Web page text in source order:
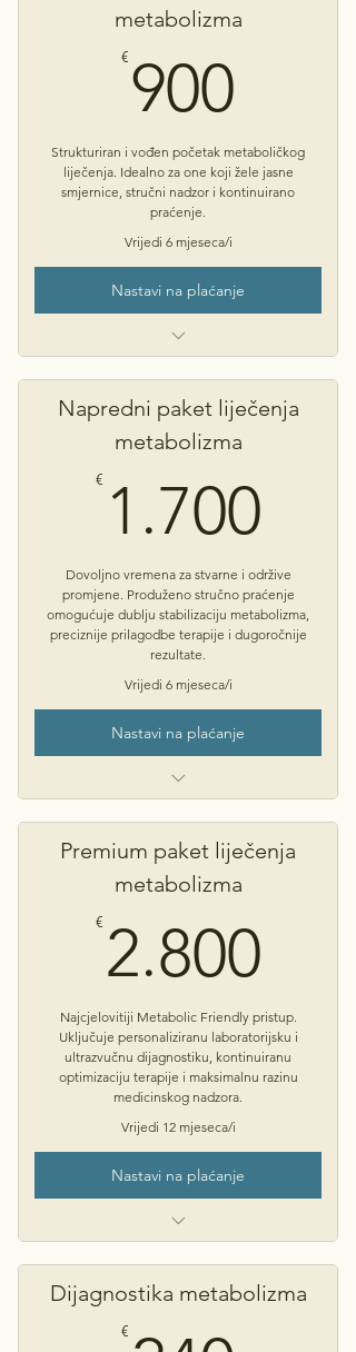
Stručno mišljenje i preporuke za
daljnje korake
Nakon kupnje na email ćete primiti
link za odabir termina
metabolizma
€ 900
Strukturiran i vođen početak metaboličkog
liječenja. Idealno za one koji žele jasne
smjernice, stručni nadzor i kontinuirano
praćenje.
Vrijedi 6 mjeseca/i
Nastavi na plaćanje
Napredni paket liječenja
metabolizma
€ 1.700
Dovoljno vremena za stvarne i održive
promjene. Produženo stručno praćenje
omogućuje dublju stabilizaciju metabolizma,
preciznije prilagodbe terapije i dugoročnije
rezultate.
Vrijedi 6 mjeseca/i
Nastavi na plaćanje
Savjetovanje s psihoterapeutom
Uključuje do 2 ultrazvučne pretrage i
njihove kontrole
Premium paket liječenja
metabolizma
€ 2.800
Najcjelovitiji Metabolic Friendly pristup.
Uključuje personaliziranu laboratorijsku i
ultrazvučnu dijagnostiku, kontinuiranu
optimizaciju terapije i maksimalnu razinu
medicinskog nadzora.
Vrijedi 12 mjeseca/i
Nastavi na plaćanje
Savjetovanje s psihoterapeutom
Uključuje sve preporučene
ultrazvučne pretrage
Dijagnostika metabolizma
€